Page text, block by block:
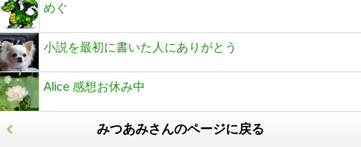
めぐ
小説を最初に書いた人にありがとう
Alice 感想お休み中
みつあみさんのページに戻る